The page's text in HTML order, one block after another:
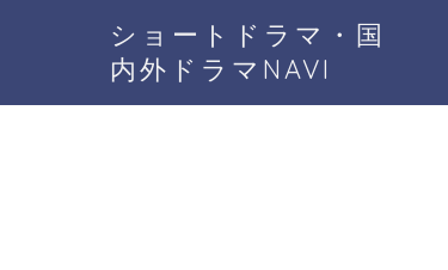
ショートドラマ・国
内外ドラマNAVI